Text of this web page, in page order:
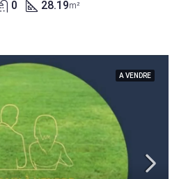
0 28.19m²
A VENDRE